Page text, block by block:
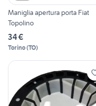
Maniglia apertura porta Fiat
Topolino
34 €
Torino(TO)